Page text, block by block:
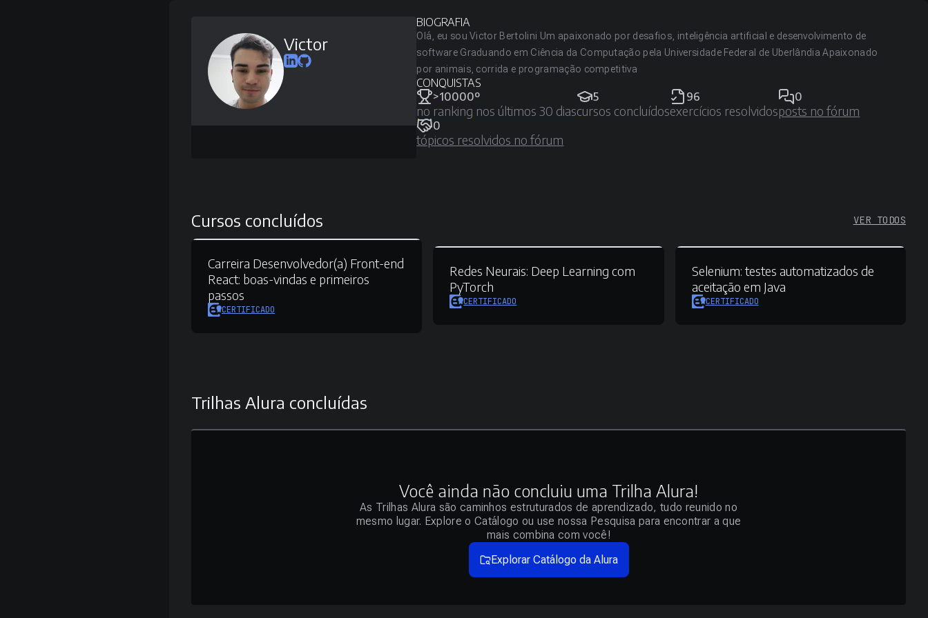
Victor
BIOGRAFIA
Olá, eu sou Victor Bertolini Um apaixonado por desafios, inteligência artificial e desenvolvimento de
software Graduando em Ciência da Computação pela Universidade Federal de Uberlândia Apaixonado
por animais, corrida e programação competitiva
CONQUISTAS
>10000º
no ranking nos últimos 30 dias
5
cursos concluídos
96
exercícios resolvidos
0
posts no fórum
0
tópicos resolvidos no fórum
Cursos concluídos VER TODOS
Carreira Desenvolvedor(a) Front-end
React: boas-vindas e primeiros
passos
CERTIFICADO
Redes Neurais: Deep Learning com
PyTorch
CERTIFICADO
Selenium:testes automatizados de
aceitação em Java
CERTIFICADO
Trilhas Alura concluídas
Você ainda não concluiu uma Trilha Alura!
As Trilhas Alura são caminhos estruturados de aprendizado, tudo reunido no
mesmo lugar. Explore o Catálogo ou use nossa Pesquisa para encontrar a que
mais combina com você!
Explorar Catálogo da Alura